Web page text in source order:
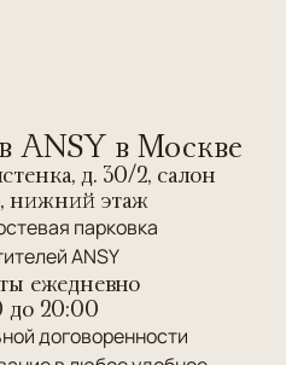
ANSY в Москве
д. 30/2, салон
нижний этаж
парковка
ANSY
ежедневно
до 20:00
договоренности